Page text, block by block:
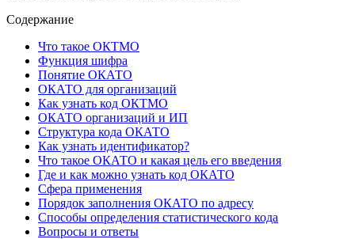
Содержание
Что такое ОКТМО
Функция шифра
Понятие ОКАТО
ОКАТО для организаций
Как узнать код ОКТМО
ОКАТО организаций и ИП
Структура кода ОКАТО
Как узнать идентификатор?
Что такое ОКАТО и какая цель его введения
Где и как можно узнать код ОКАТО
Сфера применения
Порядок заполнения ОКАТО по адресу
Способы определения статистического кода
Вопросы и ответы